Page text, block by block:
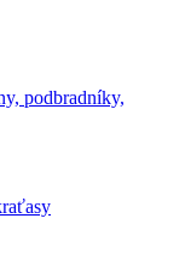
podbradníky,